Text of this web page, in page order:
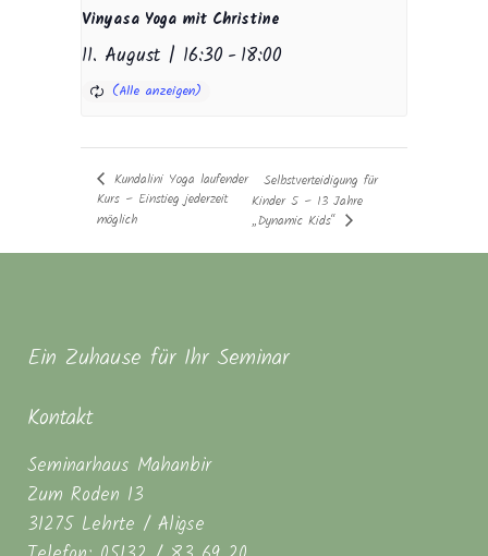
Vinyasa Yoga mit Christine
11. August | 16:30 -18:00
Kundalini Yoga laufender
Kurs – Einstieg jederzeit
möglich
Selbstverteidigung für
Kinder 5 – 13 Jahre
„Dynamic Kids“
Ein Zuhause für Ihr Seminar
Kontakt
Seminarhaus Mahanbir
Zum Roden 13
31275 Lehrte / Aligse